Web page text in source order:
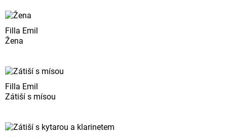
Filla Emil
Žena
Filla Emil
Zátiší s mísou